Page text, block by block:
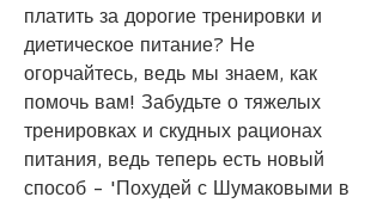
платить за дорогие тренировки и
диетическое питание? Не
огорчайтесь, ведь мы знаем, как
помочь вам! Забудьте о тяжелых
тренировках и скудных рационах
питания, ведь теперь есть новый
способ - 'Похудей с Шумаковыми в